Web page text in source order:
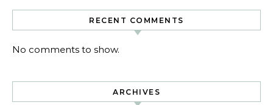
RECENT COMMENTS
No comments to show.
ARCHIVES